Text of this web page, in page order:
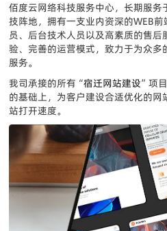
佰度云网络科技服务中心，长期服
技阵地，拥有一支业内资深的WEB
员、后台技术人员以及高素质的售
验、完善的运营模式，致力于为众
服务。
我司承接的所有“宿迁网站建设”项
的基础上，为客户建设合适优化的
站打开速度。